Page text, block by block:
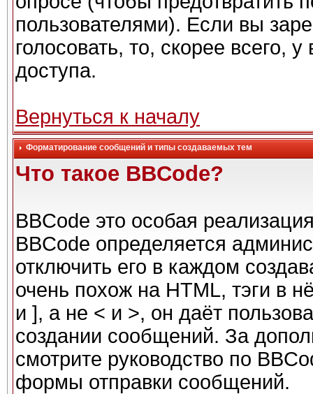
пользователями). Если вы
голосовать, то, скорее всего,
доступа.
Вернуться к началу
Форматирование сообщений и типы создаваемых тем
Что такое BBCode?
BBCode это особая
BBCode определяется
отключить его в каждом
очень похож на HTML, тэги в
и ], а не < и >, он даёт
создании сообщений. За
смотрите руководство по
формы отправки сообщений.